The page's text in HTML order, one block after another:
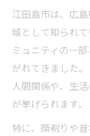
江田島市は、広
域として知られ
ミュニティの一
がれてきました
人間関係や、生
が挙げられます。
特に、顔剃りや